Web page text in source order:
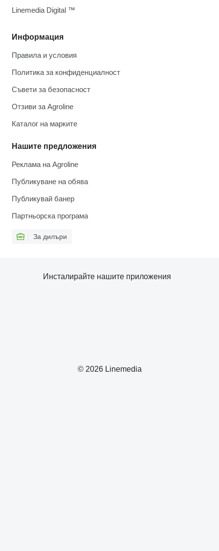
Информация
Правила и условия
Политика за конфиденциалност
Съвети за безопасност
Отзиви за Agroline
Каталог на марките
Нашите предложения
Реклама на Agroline
Публикуване на обява
Публикувай банер
Партньорска програма
За дилъри
Linemedia Digital ™
© 2026 Linemedia
Инсталирайте нашите приложения